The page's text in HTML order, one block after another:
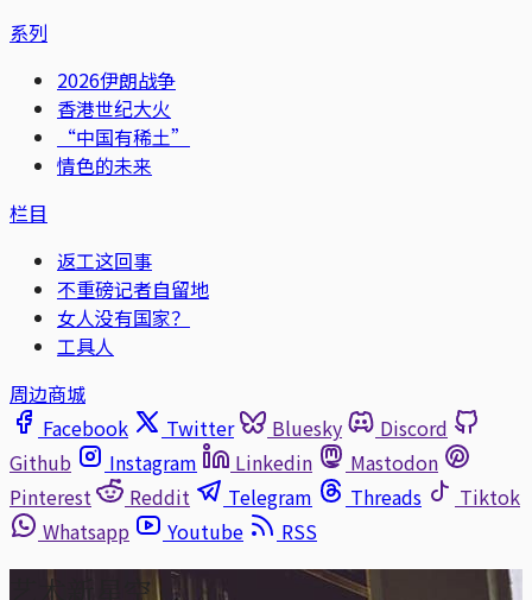
系列
2026伊朗战争
香港世纪大火
“中国有稀土”
情色的未来
栏目
返工这回事
不重磅记者自留地
女人没有国家？
工具人
周边商城
Facebook
Twitter Bluesky
Discord
Github
Instagram Linkedin
Mastodon
Pinterest
Reddit Telegram Threads
Tiktok
Whatsapp
Youtube RSS
艺术新星空